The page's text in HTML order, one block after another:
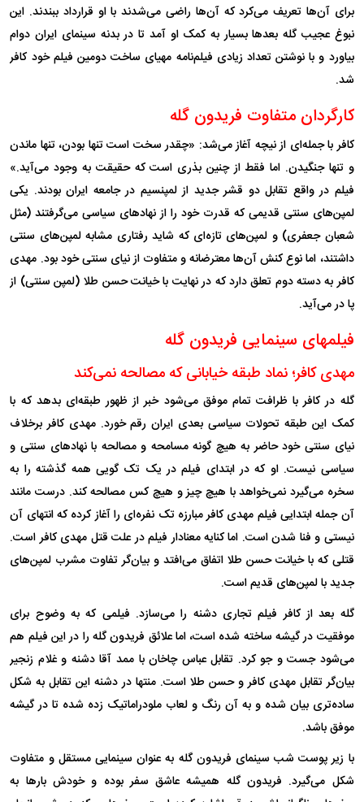
برای آن‌ها تعریف می‌کرد که آن‌ها راضی می‌شدند با او قرارداد ببندند. این
نبوغ عجیب گله بعد‌ها بسیار به کمک او آمد تا در بدنه سینمای ایران دوام
بیاورد و با نوشتن تعداد زیادی فیلم‌نامه مهیای ساخت دومین فیلم خود کافر
شد.
کارگردان متفاوت فریدون گله
کافر با جمله‌ای از نیچه آغاز می‌شد: «چقدر سخت است تنها بودن، تنها ماندن
و تنها جنگیدن. اما فقط از چنین بذری است که حقیقت به وجود می‌آید.»
فیلم در واقع تقابل دو قشر جدید از لمپنسیم در جامعه ایران بودند. یکی
لمپن‌های سنتی قدیمی که قدرت خود را از نهاد‌های سیاسی می‌گرفتند (مثل
شعبان جعفری) و لمپن‌های تازه‌ای که شاید رفتاری مشابه لمپن‌های سنتی
داشتند، اما نوع کنش آن‌ها معترضانه و متفاوت از نیای سنتی خود بود. مهدی
کافر به دسته دوم تعلق دارد که در نهایت با خیانت حسن طلا (لمپن سنتی) از
پا در‌ می‌آید.
فیلمهای سینمایی فریدون گله
مهدی کافر؛ نماد طبقه خیابانی که مصالحه نمی‌کند
گله در کافر با ظرافت تمام موفق می‌شود خبر از ظهور طبقه‌ای بدهد که با
کمک این طبقه تحولات سیاسی بعدی ایران رقم خورد. مهدی کافر برخلاف
نیای سنتی خود حاضر به هیچ گونه مسامحه و مصالحه با نهاد‌های سنتی و
سیاسی نیست. او که در ابتدای فیلم در یک تک گویی همه گذشته را به
سخره می‌گیرد نمی‌خواهد با هیچ چیز و هیچ کس مصالحه کند. درست مانند
آن جمله ابتدایی فیلم مهدی کافر مبارزه تک نفره‌ای را آغاز کرده که انتهای آن
نیستی و فنا شدن است. اما کنایه معنادار فیلم در علت قتل مهدی کافر است.
قتلی که با خیانت حسن طلا اتفاق می‌افتد و بیان‌گر تفاوت مشرب لمپن‌های
جدید با لمپن‌های قدیم است.
گله بعد از کافر فیلم تجاری دشنه را می‌سازد. فیلمی که به وضوح برای
موفقیت در گیشه ساخته شده است، اما علائق فریدون گله را در این فیلم هم
می‌شود جست و جو کرد. تقابل عباس چاخان با ممد آقا دشنه و غلام زنجیر
بیان‌گر تقابل مهدی کافر و حسن طلا است. منتها در دشنه این تقابل به شکل
ساده‌تری بیان شده و به آن رنگ و لعاب ملودراماتیک زده شده تا در گیشه
موفق باشد.
با زیر پوست شب سینمای فریدون گله به عنوان سینمایی مستقل و متفاوت
شکل می‌گیرد. فریدون گله همیشه عاشق سفر بوده و خودش بار‌ها به